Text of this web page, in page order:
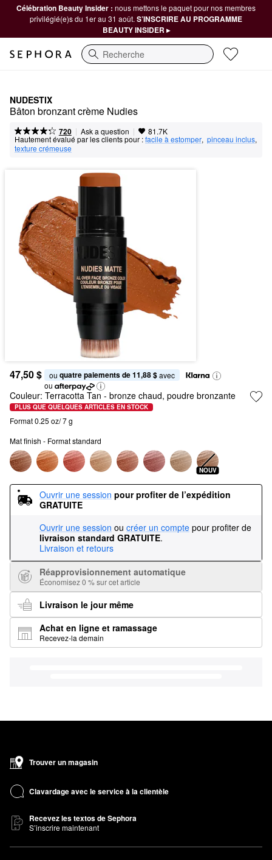
Célébration Beauty Insider : nous mettons le paquet pour nos membres
privilégié(e)s du 1er au 31 août. S’INSCRIRE AU PROGRAMME
BEAUTY INSIDER ▸
Recherche
NUDESTIX
Bâton bronzant crème Nudies
720 | Ask a question | 81.7K
Hautement évalué par les clients pour :facile à estomper, pinceau inclus
texture crémeuse
47,50 $ ou quatre paiements de 11,88 $ avec
ou
Couleur: Terracotta Tan - bronze chaud, poudre bronzante
PLUS QUE QUELQUES ARTICLES EN STOCK
Format 0.25 oz/ 7 g
Mat finish - Format standard
NOUV
Ouvrir une session pour profiter de l’expédition
GRATUITE
Ouvrir une session ou créer un compte pour profiter de
livraison standard GRATUITE.
Livraison et retours
Réapprovisionnement automatique
Économisez 0 % sur cet article
Livraison le jour même
Achat en ligne et ramassage
Recevez-la demain
Trouver un magasin
Clavardage avec le service à la clientèle
Recevez les textos de Sephora
S’inscrire maintenant